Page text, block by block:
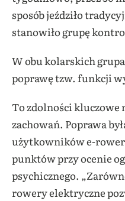
sposób jeździło
stanowiło grupę
W obu kolarskich
poprawę tzw. funkcji
To zdolności
zachowań. Poprawa
użytkowników e-
punktów przy ocenie
psychicznego.
rowery elektryczne